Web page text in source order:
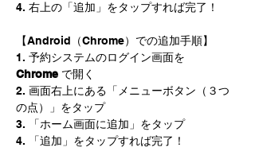
4. 右上の「追加」をタップすれば完了！
【Android（Chrome）での追加手順】
1. 予約システムのログイン画面を
Chrome で開く
2. 画面右上にある「メニューボタン（３つ
の点）」をタップ
3. 「ホーム画面に追加」をタップ
4. 「追加」をタップすれば完了！